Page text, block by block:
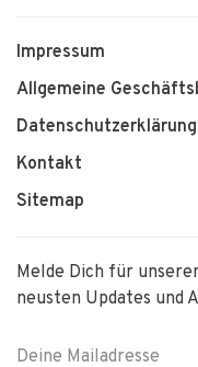
Impressum
Allgemeine
Datenschutzerklärung
Kontakt
Sitemap
Melde Dich für
neusten Updates und